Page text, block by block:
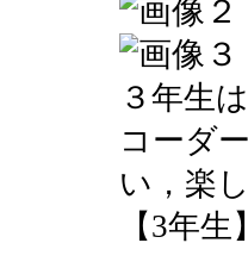
３年生
コーダ
い，楽
【3年